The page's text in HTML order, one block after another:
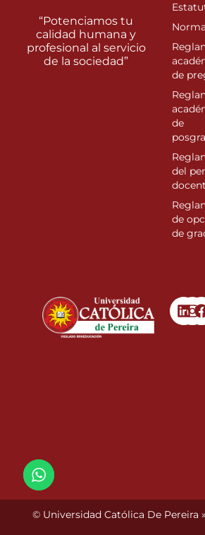
“Potenciamos tu
calidad humana y
profesional al servicio
de la sociedad”
de
de
del
de
de
© Universidad Católica De Pereira